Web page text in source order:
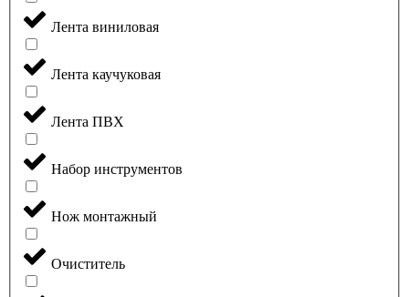
Лента виниловая
Лента каучуковая
Лента ПВХ
Набор инструментов
Нож монтажный
Очиститель